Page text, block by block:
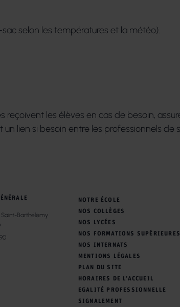
selon les températures et la météo).
reçoivent les élèves en cas de besoin,
lien si besoin entre les professionnels de
Barthélemy
NOTRE ÉCOLE
NOS COLLÈGES
NOS LYCÉES
NOS FORMATIONS SUPÉRIEURES
NOS INTERNATS
MENTIONS LÉGALES
PLAN DU SITE
HORAIRES DE L’ACCUEIL
EGALITÉ PROFESSIONNELLE
SIGNALEMENT